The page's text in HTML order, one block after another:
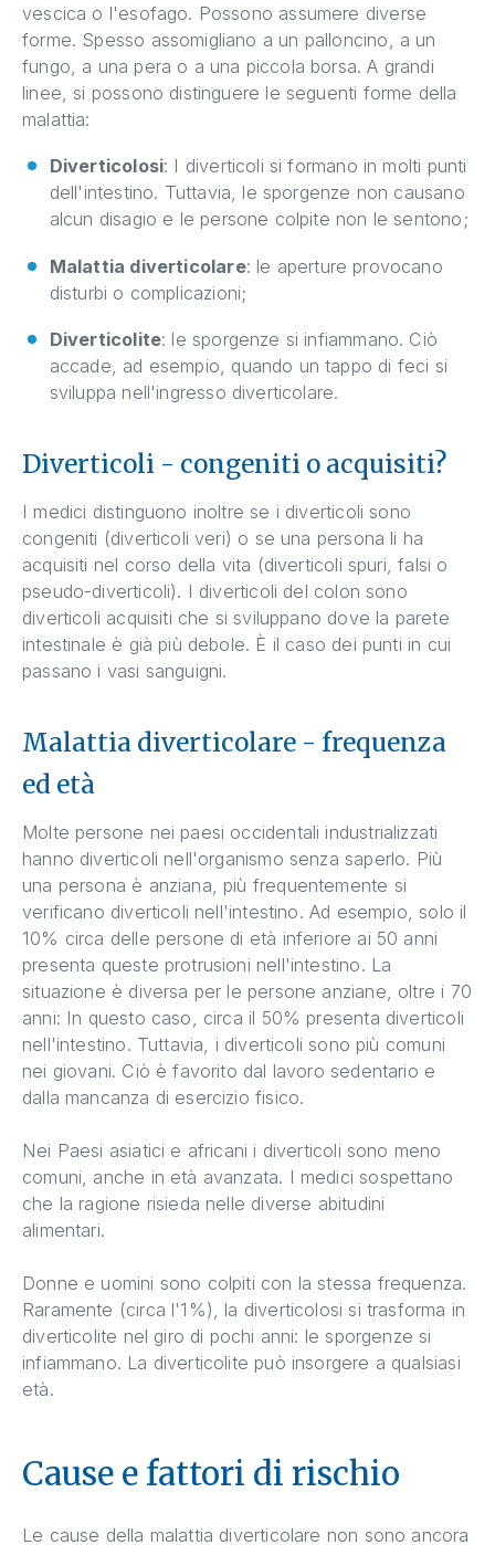
vescica o l'esofago. Possono assumere diverse
forme. Spesso assomigliano a un palloncino, a un
fungo, a una pera o a una piccola borsa. A grandi
linee, si possono distinguere le seguenti forme della
malattia:
Diverticolosi: I diverticoli si formano in molti punti
dell'intestino. Tuttavia, le sporgenze non causano
alcun disagio e le persone colpite non le sentono;
Malattia diverticolare: le aperture provocano
disturbi o complicazioni;
Diverticolite: le sporgenze si infiammano. Ciò
accade, ad esempio, quando un tappo di feci si
sviluppa nell'ingresso diverticolare.
Diverticoli - congeniti o acquisiti?
I medici distinguono inoltre se i diverticoli sono
congeniti (diverticoli veri) o se una persona li ha
acquisiti nel corso della vita (diverticoli spuri, falsi o
pseudo-diverticoli). I diverticoli del colon sono
diverticoli acquisiti che si sviluppano dove la parete
intestinale è già più debole. È il caso dei punti in cui
passano i vasi sanguigni.
Malattia diverticolare - frequenza
ed età
Molte persone nei paesi occidentali industrializzati
hanno diverticoli nell'organismo senza saperlo. Più
una persona è anziana, più frequentemente si
verificano diverticoli nell'intestino. Ad esempio, solo il
10% circa delle persone di età inferiore ai 50 anni
presenta queste protrusioni nell'intestino. La
situazione è diversa per le persone anziane, oltre i 70
anni: In questo caso, circa il 50% presenta diverticoli
nell'intestino. Tuttavia, i diverticoli sono più comuni
nei giovani. Ciò è favorito dal lavoro sedentario e
dalla mancanza di esercizio fisico.
Nei Paesi asiatici e africani i diverticoli sono meno
comuni, anche in età avanzata. I medici sospettano
che la ragione risieda nelle diverse abitudini
alimentari.
Donne e uomini sono colpiti con la stessa frequenza.
Raramente (circa l'1%), la diverticolosi si trasforma in
diverticolite nel giro di pochi anni: le sporgenze si
infiammano. La diverticolite può insorgere a qualsiasi
età.
Cause e fattori di rischio
Le cause della malattia diverticolare non sono ancora